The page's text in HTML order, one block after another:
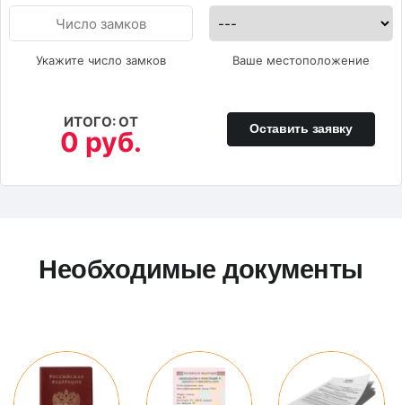
Укажите число замков Ваше местоположение
ИТОГО: ОТ
0 руб. Оставить заявку
Необходимые документы